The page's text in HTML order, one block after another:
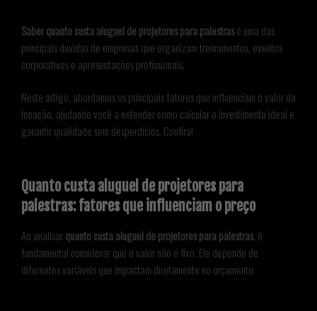
Saber quanto custa aluguel de projetores para palestrasé uma das
principais dúvidas de empresas que organizam treinamentos, eventos
corporativos e apresentações profissionais.
Neste artigo, abordamos os principais fatores que influenciam o valor da
locação, ajudando você a entender como calcular o investimento ideal e
garantir qualidade sem desperdícios. Confira!
Quanto custa aluguel de projetores para
palestras: fatores que influenciam o preço
Ao analisarquanto custa aluguel de projetores para palestras, é
fundamental considerar que o valor não é fixo. Ele depende de
diferentes variáveis que impactam diretamente no orçamento.